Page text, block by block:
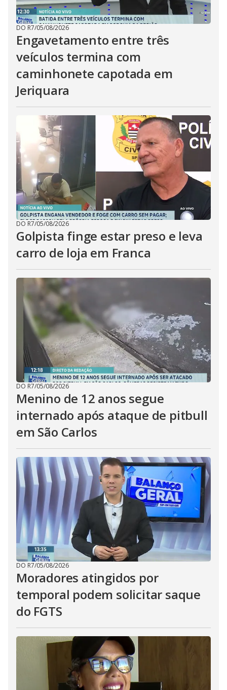
DO R7/05/08/2026
Engavetamento entre três
veículos termina com
caminhonete capotada em
Jeriquara
DO R7/05/08/2026
Golpista finge estar preso e leva
carro de loja em Franca
DO R7/05/08/2026
Menino de 12 anos segue
internado após ataque de pitbull
em São Carlos
DO R7/05/08/2026
Moradores atingidos por
temporal podem solicitar saque
do FGTS